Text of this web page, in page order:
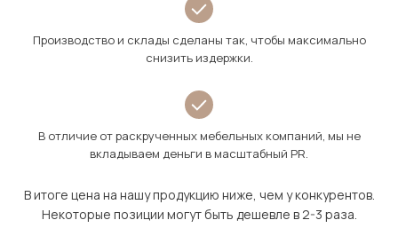
Производство и склады сделаны так, чтобы максимально
снизить издержки.
В отличие от раскрученных мебельных компаний, мы не
вкладываем деньги в масштабный PR.
В итоге цена на нашу продукцию ниже, чем у конкурентов.
Некоторые позиции могут быть дешевле в 2-3 раза.